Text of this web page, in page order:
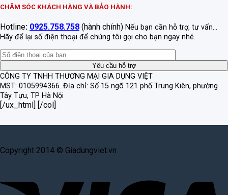
CHĂM SÓC KHÁCH HÀNG VÀ BẢO HÀNH:
Hotline: 0925.758.758 (hành chính) Nếu bạn cần hỗ trợ, tư vấn...
Hãy để lại số điện thoại để chúng tôi gọi cho bạn ngay nhé.
CÔNG TY TNHH THƯƠNG MẠI GIA DỤNG VIỆT
MST: 0105994366. Địa chỉ: Số 15 ngõ 121 phố Trung Kiên, phường
Tây Tựu, TP Hà Nội
[/ux_html] [/col]
Copyright 2014 © Giadungviet.vn